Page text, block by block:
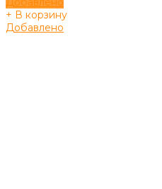
+ В корзину
Добавлено